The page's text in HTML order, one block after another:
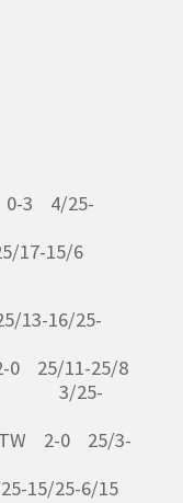
0-3 4/25-
17-15/6
13-16/25-
0 25/11-25/8
3-1 3/25-
TW 2-0 25/3-
15/25-6/15